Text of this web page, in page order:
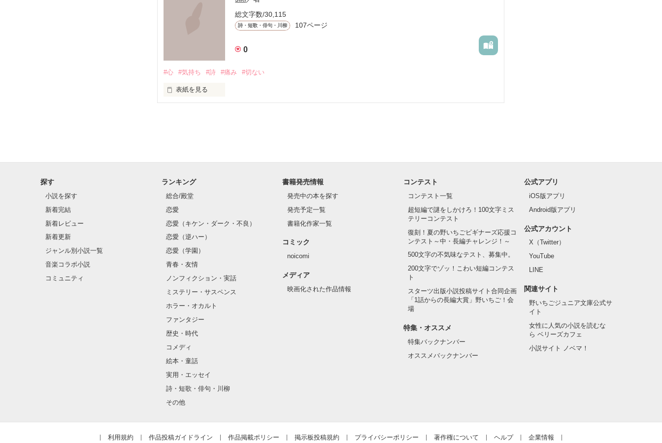
厳選してこちらに収録しました。
今後も新作を追加していきますね
(｀・∀・´)
    ☆まりっぺさま☆
    ☆tsukushiさま☆
皆様素敵な感想やレビューをありがとうございます！
総文字数/30,115
詩・短歌・俳句・川柳 107ページ
0
#心 #気持ち #詩 #痛み #切ない
表紙を見る
２００８．１．１２～
2019.7  ちょっと復活
探す
小説を探す
新着完結
新着レビュー
新着更新
ジャンル別小説一覧
音楽コラボ小説
コミュニティ
ランキング
総合/殿堂
恋愛
恋愛（キケン・ダーク・不良）
恋愛（逆ハー）
恋愛（学園）
青春・友情
ノンフィクション・実話
ミステリー・サスペンス
ホラー・オカルト
ファンタジー
歴史・時代
コメディ
絵本・童話
実用・エッセイ
詩・短歌・俳句・川柳
その他
書籍発売情報
発売中の本を探す
発売予定一覧
書籍化作家一覧
コミック
noicomi
メディア
映画化された作品情報
コンテスト
コンテスト一覧
超短編で謎をしかけろ！100文字ミス
テリーコンテスト
復刻！夏の野いちごビギナーズ応援コ
ンテスト～中・長編チャレンジ！～
500文字の不気味なテスト、募集中。
200文字でゾッ！こわい短編コンテス
ト
スターツ出版小説投稿サイト合同企画
「1話からの長編大賞」野いちご！会
場
特集・オススメ
特集バックナンバー
オススメバックナンバー
公式アプリ
iOS版アプリ
Android版アプリ
公式アカウント
X（Twitter）
YouTube
LINE
関連サイト
野いちごジュニア文庫公式サ
イト
女性に人気の小説を読むな
ら ベリーズカフェ
小説サイト ノベマ！
利用規約 作品投稿ガイドライン 作品掲載ポリシー 掲示板投稿規約 プライバシーポリシー 著作権について ヘルプ 企業情報